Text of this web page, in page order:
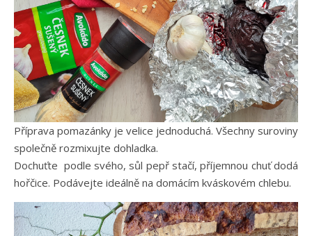
Příprava pomazánky je velice jednoduchá. Všechny suroviny
společně rozmixujte dohladka.
Dochuťte podle svého, sůl pepř stačí, příjemnou chuť dodá
hořčice. Podávejte ideálně na domácím kváskovém chlebu.